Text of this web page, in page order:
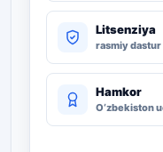
Litsenziya
rasmiy dastur
Hamkor
O‘zbekiston